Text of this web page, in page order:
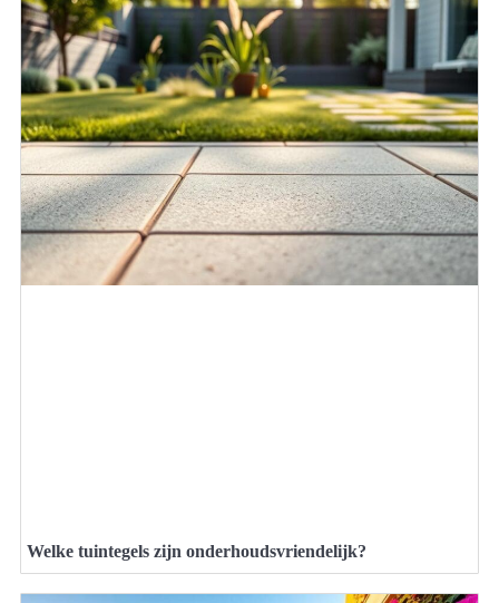
Welke tuintegels zijn onderhoudsvriendelijk?